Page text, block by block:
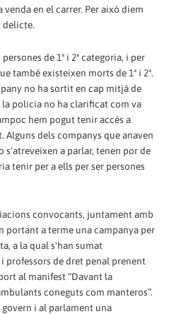
en el carrer. Per això diem
delicte.
de 1ª i 2ª categoria, i per
també existeixen morts de 1ª i 2ª.
no ha sortit en cap mitjà de
policia no ha clarificat com va
hem pogut tenir accés a
dels companys que anaven
s'atreveixen a parlar, tenen por de
tenir per a ells per ser persones
convocants, juntament amb
portant a terme una campanya per
a la qual s'han sumat
professors de dret penal prenent
al manifest “Davant la
coneguts com manteros”.
i al parlament una